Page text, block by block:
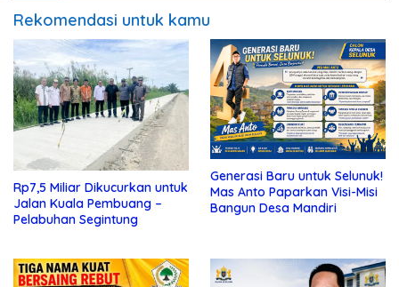
Rekomendasi untuk kamu
Rp7,5 Miliar Dikucurkan untuk
Jalan Kuala Pembuang –
Pelabuhan Segintung
Generasi Baru untuk Selunuk!
Mas Anto Paparkan Visi-Misi
Bangun Desa Mandiri